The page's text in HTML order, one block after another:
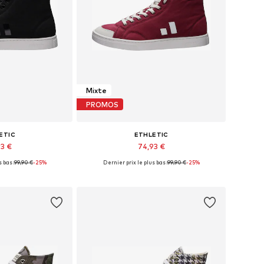
€
+12
tailles
bas :99,90 €-25%
Mixte
PROMOS
ETHLETIC
74,93 €
+12
Tailles disponibles: 36, 37, 38, 39, 40, 41
Dernier prix le plus bas :99,90 €-25%